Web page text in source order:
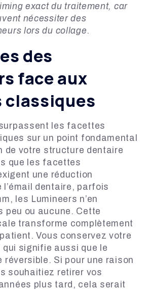
exact du traitement, car
nécessiter des
lors du collage.
des
face aux
les facettes
sur un point fondamental
de votre structure dentaire
que les facettes
une réduction
l’émail dentaire, parfois
les Lumineers n’en
peu ou aucune. Cette
transforme complètement
patient. Vous conservez votre
signifie aussi que le
réversible. Si pour une raison
souhaitiez retirer vos
plus tard, cela serait